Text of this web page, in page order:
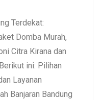
Terdekat:
Domba Murah,
Citra Kirana dan
ini: Pilihan
Layanan
Banjaran Bandung